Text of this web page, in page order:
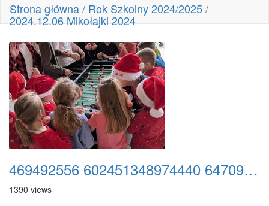
Strona główna/ Rok Szkolny 2024/2025/
2024.12.06 Mikołajki 2024
469492556 602451348974440 6470944050374783053 n
1390 views